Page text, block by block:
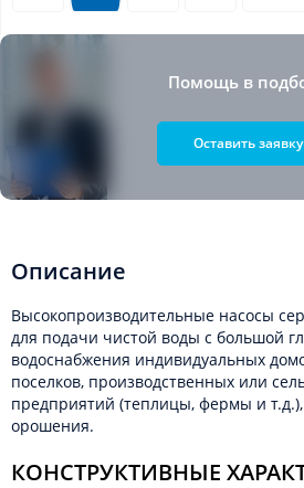
Помощь в
Оставить заявку
Описание
Высокопроизводительные насосы
для подачи чистой воды с большой
водоснабжения индивидуальных
поселков, производственных или
предприятий (теплицы, фермы и
орошения.
КОНСТРУКТИВНЫЕ